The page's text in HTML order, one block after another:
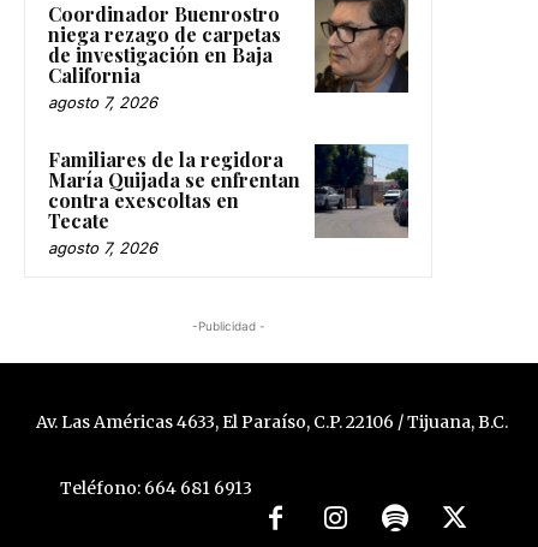
Coordinador Buenrostro
niega rezago de carpetas
de investigación en Baja
California
agosto 7, 2026
Familiares de la regidora
María Quijada se enfrentan
contra exescoltas en
Tecate
agosto 7, 2026
-Publicidad -
Av. Las Américas 4633, El Paraíso, C.P. 22106 / Tijuana, B.C.
Teléfono: 664 681 6913